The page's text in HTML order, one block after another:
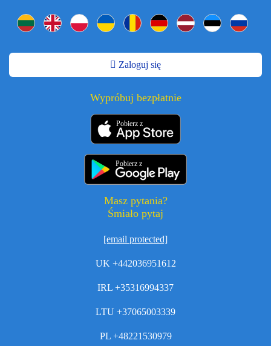
Zaloguj się
Wypróbuj bezpłatnie
Pobierz z
Pobierz z
Masz pytania?
Śmiało pytaj
[email protected]
UK +442036951612
IRL +35316994337
LTU +37065003339
PL +48221530979